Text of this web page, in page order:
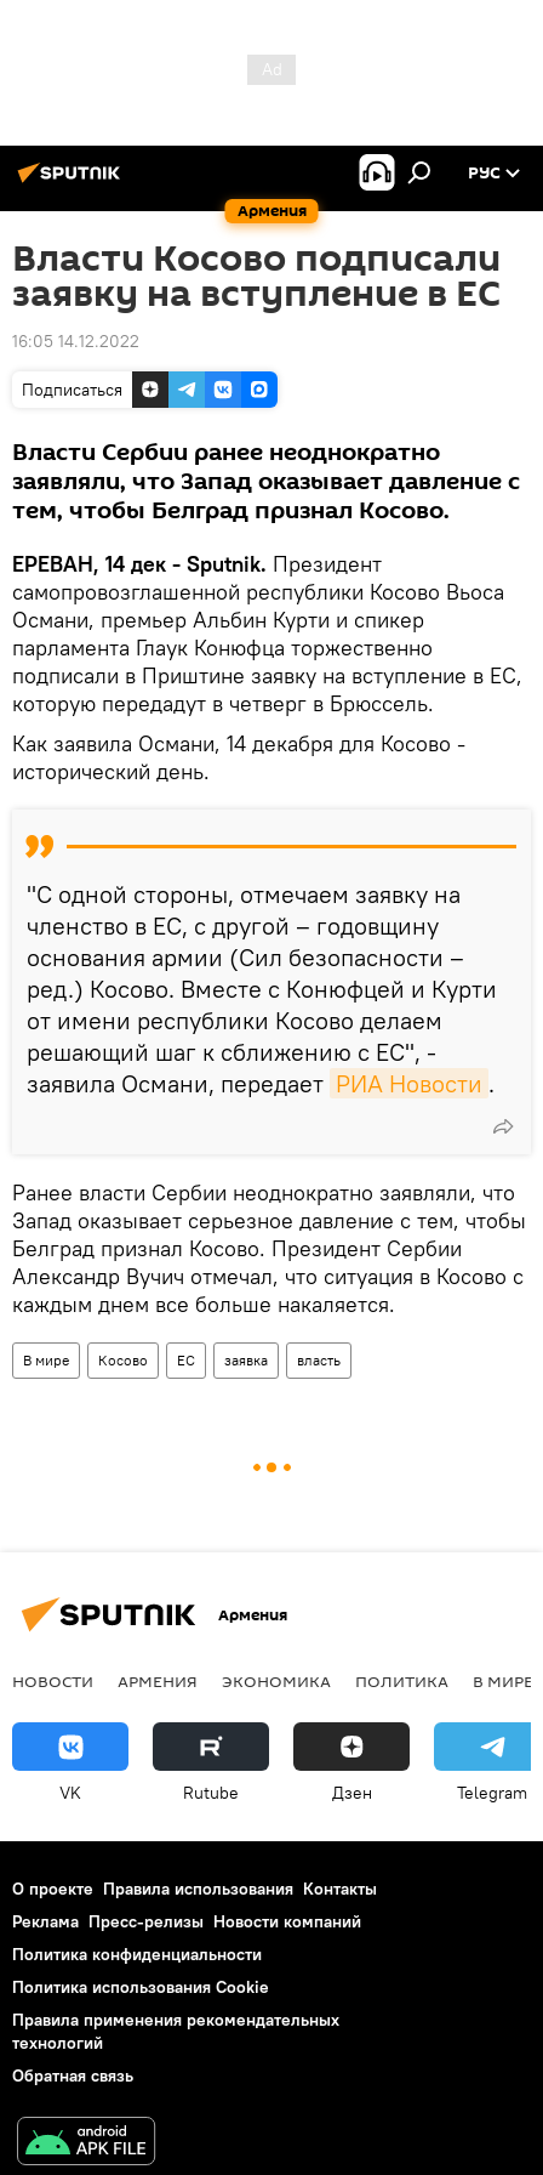
Армения
РУС
Власти Косово подписали
заявку на вступление в ЕС
16:05 14.12.2022
Подписаться
Власти Сербии ранее неоднократно
заявляли, что Запад оказывает давление с
тем, чтобы Белград признал Косово.
ЕРЕВАН, 14 дек - Sputnik. Президент
самопровозглашенной республики Косово Вьоса
Османи, премьер Альбин Курти и спикер
парламента Глаук Конюфца торжественно
подписали в Приштине заявку на вступление в ЕС,
которую передадут в четверг в Брюссель.
Как заявила Османи, 14 декабря для Косово -
исторический день.
"С одной стороны, отмечаем заявку на
членство в ЕС, с другой – годовщину
основания армии (Сил безопасности –
ред.) Косово. Вместе с Конюфцей и Курти
от имени республики Косово делаем
решающий шаг к сближению с ЕС", -
заявила Османи, передает РИА Новости .
Ранее власти Сербии неоднократно заявляли, что
Запад оказывает серьезное давление с тем, чтобы
Белград признал Косово. Президент Сербии
Александр Вучич отмечал, что ситуация в Косово с
каждым днем все больше накаляется.
В мире Косово ЕС заявка власть
Армения
НОВОСТИ АРМЕНИЯ ЭКОНОМИКА ПОЛИТИКА В МИРЕ
VK Rutube Дзен Telegram
О проекте Правила использования Контакты
Реклама Пресс-релизы Новости компаний
Политика конфиденциальности
Политика использования Cookie
Правила применения рекомендательных
технологий
Обратная связь